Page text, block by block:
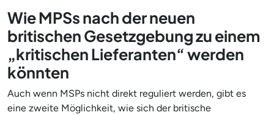
Wie MPSs nach der neuen
britischen Gesetzgebung zu einem
„kritischen Lieferanten“ werden
könnten
Auch wenn MSPs nicht direkt reguliert werden, gibt es
eine zweite Möglichkeit, wie sich der britische